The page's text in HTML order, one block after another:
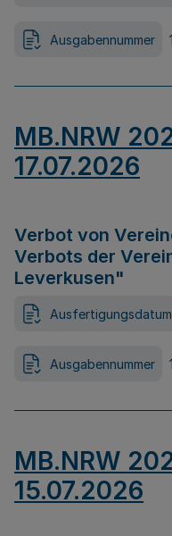
Ausgabennummer
MB.NRW
17.07.2026
Verbot von
Verbots der
Leverkusen"
Ausfertigungsdatum
Ausgabennummer
MB.NRW
15.07.2026